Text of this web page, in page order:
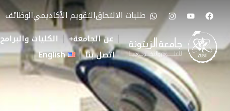
طلبات الالتحاقالتقويم الأكاديميالوظائف
عن الجامعة
الكليات والبرامج
اتصل بنا
English